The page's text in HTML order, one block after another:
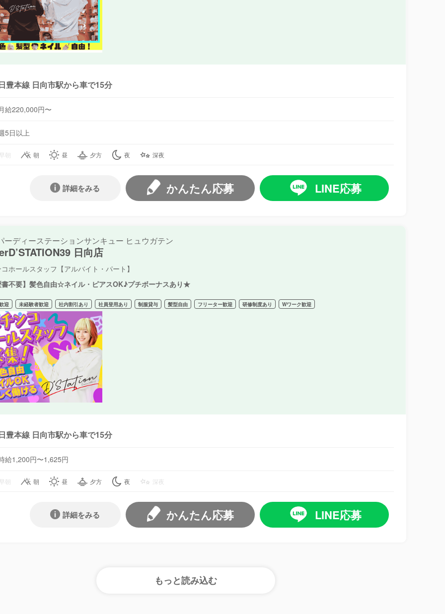
豊本線 日向市駅から車で15分
給220,000円〜
5日以上
朝 朝 昼 夕方 夜 深夜
LINE応募
かんたん応募
詳細をみる
ーディーステーションサンキュー ヒュウガテン
日向店
ホールスタッフ【アルバイト・パート】
書不要】髪色自由☆ネイル・ピアスOK♪プチボーナスあり★
迎 未経験者歓迎 社内割引あり 社員登用あり 制服貸与 髪型自由 フリーター歓迎 研修制度あり Wワーク歓迎
豊本線 日向市駅から車で15分
給1,200円〜1,625円
朝 朝 昼 夕方 夜 深夜
LINE応募
かんたん応募
詳細をみる